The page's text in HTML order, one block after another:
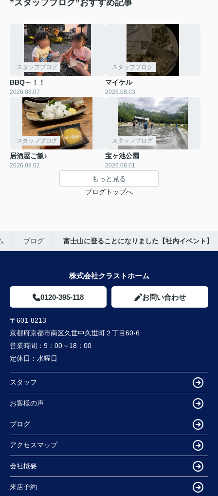
”スタッフブログ”おすすめ記事
スタッフブログ
BBQ～！！
2026.08.07
スタッフブログ
マイケル
2026.08.03
スタッフブログ
居酒屋ご飯♪
2026.08.02
スタッフブログ
宝ヶ池公園
2026.08.01
もっと見る
ブログトップへ
ブログ 富士山に登ることになりました【社内イベント】
株式会社クラストホーム
0120-395-118 お問い合わせ
〒601-8213
京都府京都市南区久世中久世町２丁目60-6
営業時間： 9：00～18：00
定休日： 水曜日
スタッフ
お客様の声
ブログ
アクセスマップ
会社概要
来店予約